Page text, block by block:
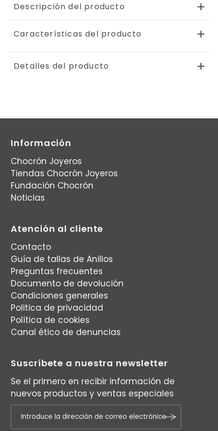
Descripción del producto
Características del producto
Detalles del producto
Información
Chocrón Joyeros
Tiendas Chocrón Joyeros
Fundación Chocrón
Noticias
Atención al cliente
Contacto
Guía de tallas de Anillos
Preguntas frecuentes
Documento de devolución
Condiciones generales
Politica de privacidad
Política de cookies
Canal ético de denuncias
Suscríbete a nuestra newsletter
Se el primero en recibir información de
nuevos productos y ventas especiales